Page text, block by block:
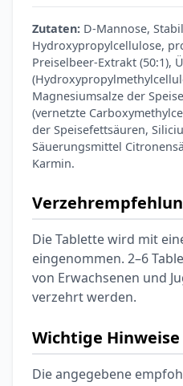
Zutaten: D-Mannose,
Hydroxypropylcellulose,
Preiselbeer-Extrakt (50:1),
Magnesiumsalze der
(vernetzte
der Speisefettsäuren,
Säuerungsmittel
Karmin.
Die Tablette wird mit
eingenommen. 2–6
von Erwachsenen und
verzehrt werden.
Wichtige Hinweise
Die angegebene